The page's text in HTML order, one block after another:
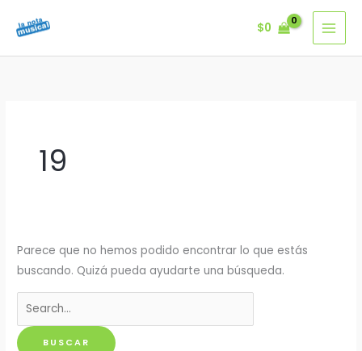
$0
19
Parece que no hemos podido encontrar lo que estás
buscando. Quizá pueda ayudarte una búsqueda.
Buscar
por: